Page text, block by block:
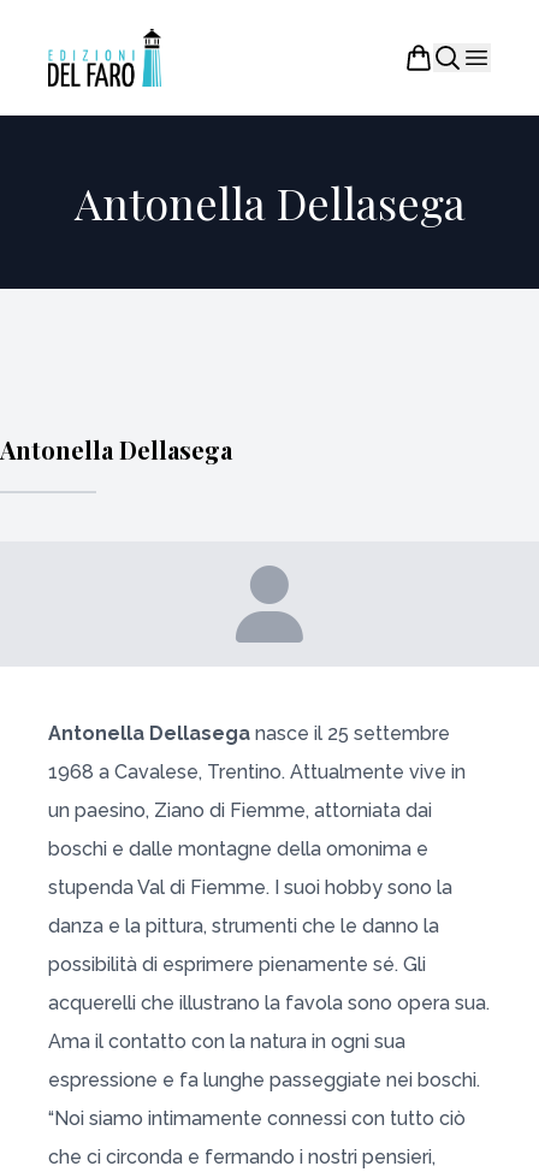
Antonella Dellasega
Antonella Dellasega
Antonella Dellasega nasce il 25 settembre
1968 a Cavalese, Trentino. Attualmente vive in
un paesino, Ziano di Fiemme, attorniata dai
boschi e dalle montagne della omonima e
stupenda Val di Fiemme. I suoi hobby sono la
danza e la pittura, strumenti che le danno la
possibilità di esprimere pienamente sé. Gli
acquerelli che illustrano la favola sono opera sua.
Ama il contatto con la natura in ogni sua
espressione e fa lunghe passeggiate nei boschi.
“Noi siamo intimamente connessi con tutto ciò
che ci circonda e fermando i nostri pensieri,